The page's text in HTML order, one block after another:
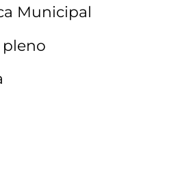
Municipal
pleno